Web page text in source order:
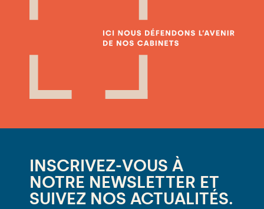
INSCRIVEZ-VOUS À
NOTRE NEWSLETTER ET
SUIVEZ NOS ACTUALITÉS.